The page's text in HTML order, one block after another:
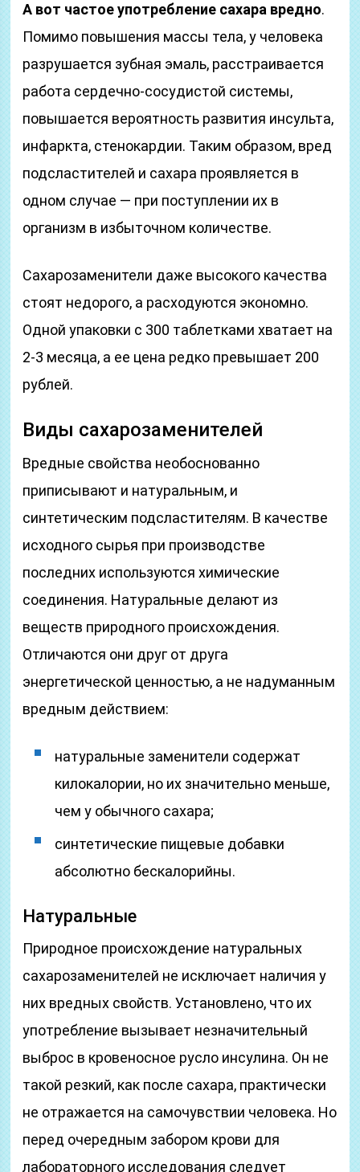
А вот частое употребление сахара вредно.
Помимо повышения массы тела, у человека
разрушается зубная эмаль, расстраивается
работа сердечно-сосудистой системы,
повышается вероятность развития инсульта,
инфаркта, стенокардии. Таким образом, вред
подсластителей и сахара проявляется в
одном случае — при поступлении их в
организм в избыточном количестве.
Сахарозаменители даже высокого качества
стоят недорого, а расходуются экономно.
Одной упаковки с 300 таблетками хватает на
2-3 месяца, а ее цена редко превышает 200
рублей.
Виды сахарозаменителей
Вредные свойства необоснованно
приписывают и натуральным, и
синтетическим подсластителям. В качестве
исходного сырья при производстве
последних используются химические
соединения. Натуральные делают из
веществ природного происхождения.
Отличаются они друг от друга
энергетической ценностью, а не надуманным
вредным действием:
натуральные заменители содержат
килокалории, но их значительно меньше,
чем у обычного сахара;
синтетические пищевые добавки
абсолютно бескалорийны.
Натуральные
Природное происхождение натуральных
сахарозаменителей не исключает наличия у
них вредных свойств. Установлено, что их
употребление вызывает незначительный
выброс в кровеносное русло инсулина. Он не
такой резкий, как после сахара, практически
не отражается на самочувствии человека. Но
перед очередным забором крови для
лабораторного исследования следует